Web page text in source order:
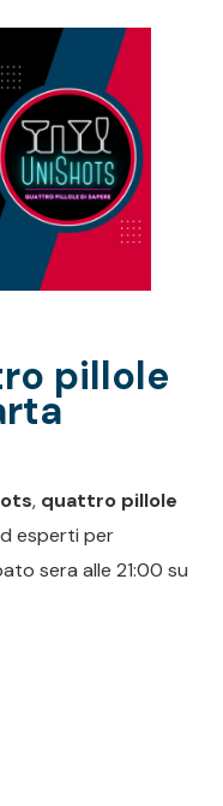
pillole
, quattro pillole
esperti per
sera alle 21:00 su